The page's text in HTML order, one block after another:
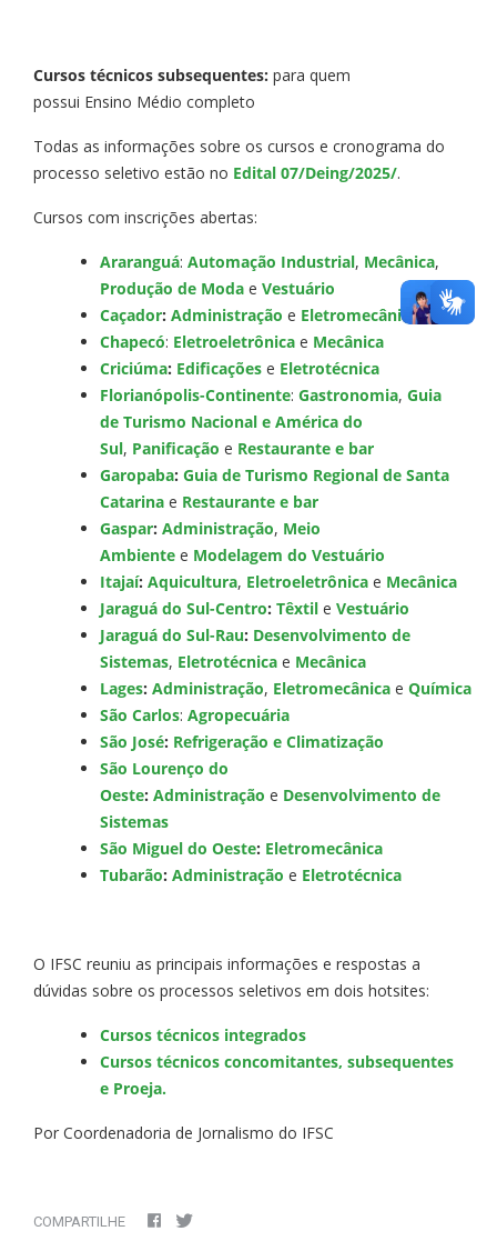
Cursos técnicos subsequentes: para quem
possui Ensino Médio completo
Todas as informações sobre os cursos e cronograma do
processo seletivo estão no Edital 07/Deing/2025/.
Cursos com inscrições abertas:
Araranguá: Automação Industrial, Mecânica,
Produção de Moda e Vestuário
Caçador: Administração e Eletromecânica
Chapecó: Eletroeletrônica e Mecânica
Criciúma: Edificações e Eletrotécnica
Florianópolis-Continente: Gastronomia, Guia
de Turismo Nacional e América do
Sul, Panificação e Restaurante e bar
Garopaba: Guia de Turismo Regional de Santa
Catarina e Restaurante e bar
Gaspar: Administração, Meio
Ambiente e Modelagem do Vestuário
Itajaí: Aquicultura, Eletroeletrônica e Mecânica
Jaraguá do Sul-Centro: Têxtil e Vestuário
Jaraguá do Sul-Rau: Desenvolvimento de
Sistemas, Eletrotécnica e Mecânica
Lages: Administração, Eletromecânica e Química
São Carlos: Agropecuária
São José: Refrigeração e Climatização
São Lourenço do
Oeste: Administração e Desenvolvimento de
Sistemas
São Miguel do Oeste: Eletromecânica
Tubarão: Administração e Eletrotécnica
O IFSC reuniu as principais informações e respostas a
dúvidas sobre os processos seletivos em dois hotsites:
Cursos técnicos integrados
Cursos técnicos concomitantes, subsequentes
e Proeja.
Por Coordenadoria de Jornalismo do IFSC
COMPARTILHE